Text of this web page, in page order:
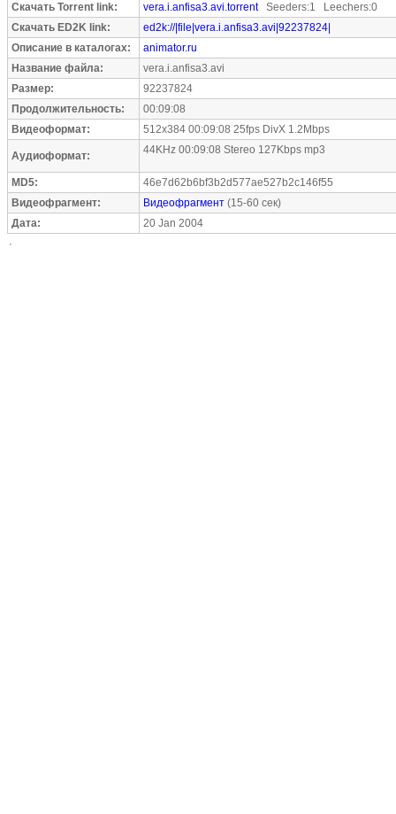
Скачать Torrent link:
vera.i.anfisa3.avi.torrentSeeders:1 Leechers:0
Скачать ED2K link:
ed2k://|file|vera.i.anfisa3.avi|92237824|
Описание в каталогах:
animator.ru
Название файла:
vera.i.anfisa3.avi
Размер:
92237824
Продолжительность:
00:09:08
Видеоформат:
512x384 00:09:08 25fps DivX 1.2Mbps
Аудиоформат: 44KHz 00:09:08 Stereo 127Kbps mp3
MD5:
46e7d62b6bf3b2d577ae527b2c146f55
Видеофрагмент:
Видеофрагмент (15-60 сек)
Дата:
20 Jan 2004